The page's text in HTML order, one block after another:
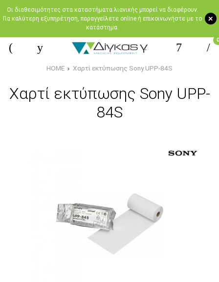
+
Oι διαθεσιμότητες στα καταστήματα λιανικής μπορεί να διαφέρουν.
Για καλύτερη εξυπηρέτηση, παραγγείλετε online ή επικοινωνήστε με το
κατάστημα.
0
HOME Χαρτί εκτύπωσης Sony UPP-84S
Χαρτί εκτύπωσης Sony UPP-
84S